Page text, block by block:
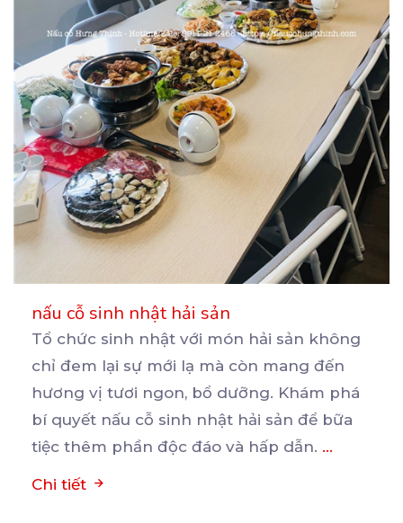
nấu cỗ sinh nhật hải sản
Tổ chức sinh nhật với món hải sản không
chỉ đem lại sự mới lạ mà còn mang đến
hương vị tươi ngon, bổ dưỡng. Khám phá
bí quyết nấu cỗ sinh nhật hải sản để bữa
tiệc thêm phần độc đáo và hấp dẫn. ...
Chi tiết